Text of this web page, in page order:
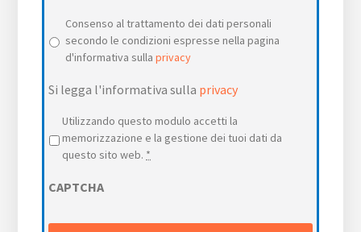
Consenso al trattamento dei dati personali
secondo le condizioni espresse nella pagina
d'informativa sullaprivacy
Si legga l'informativa sulla privacy
Privacy *
Utilizzando questo modulo accetti la
memorizzazione e la gestione dei tuoi dati da
questo sito web. *
CAPTCHA